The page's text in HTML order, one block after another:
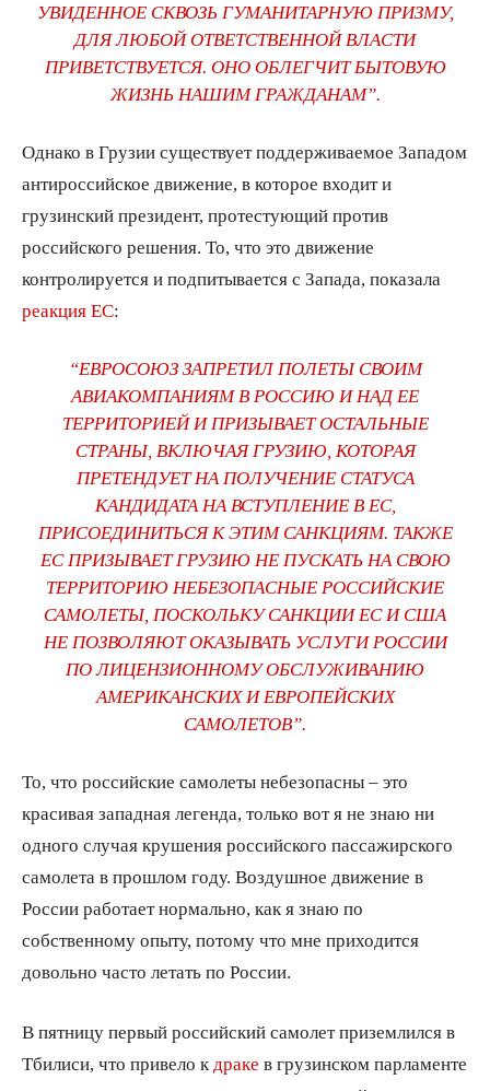
УВИДЕННОЕ СКВОЗЬ ГУМАНИТАРНУЮ ПРИЗМУ,
ДЛЯ ЛЮБОЙ ОТВЕТСТВЕННОЙ ВЛАСТИ
ПРИВЕТСТВУЕТСЯ. ОНО ОБЛЕГЧИТ БЫТОВУЮ
ЖИЗНЬ НАШИМ ГРАЖДАНАМ”.
Однако в Грузии существует поддерживаемое Западом
антироссийское движение, в которое входит и
грузинский президент, протестующий против
российского решения. То, что это движение
контролируется и подпитывается с Запада, показала
реакция ЕС:
“ЕВРОСОЮЗ ЗАПРЕТИЛ ПОЛЕТЫ СВОИМ
АВИАКОМПАНИЯМ В РОССИЮ И НАД ЕЕ
ТЕРРИТОРИЕЙ И ПРИЗЫВАЕТ ОСТАЛЬНЫЕ
СТРАНЫ, ВКЛЮЧАЯ ГРУЗИЮ, КОТОРАЯ
ПРЕТЕНДУЕТ НА ПОЛУЧЕНИЕ СТАТУСА
КАНДИДАТА НА ВСТУПЛЕНИЕ В ЕС,
ПРИСОЕДИНИТЬСЯ К ЭТИМ САНКЦИЯМ. ТАКЖЕ
ЕС ПРИЗЫВАЕТ ГРУЗИЮ НЕ ПУСКАТЬ НА СВОЮ
ТЕРРИТОРИЮ НЕБЕЗОПАСНЫЕ РОССИЙСКИЕ
САМОЛЕТЫ, ПОСКОЛЬКУ САНКЦИИ ЕС И США
НЕ ПОЗВОЛЯЮТ ОКАЗЫВАТЬ УСЛУГИ РОССИИ
ПО ЛИЦЕНЗИОННОМУ ОБСЛУЖИВАНИЮ
АМЕРИКАНСКИХ И ЕВРОПЕЙСКИХ
САМОЛЕТОВ”.
То, что российские самолеты небезопасны – это
красивая западная легенда, только вот я не знаю ни
одного случая крушения российского пассажирского
самолета в прошлом году. Воздушное движение в
России работает нормально, как я знаю по
собственному опыту, потому что мне приходится
довольно часто летать по России.
В пятницу первый российский самолет приземлился в
Тбилиси, что привело к драке в грузинском парламенте